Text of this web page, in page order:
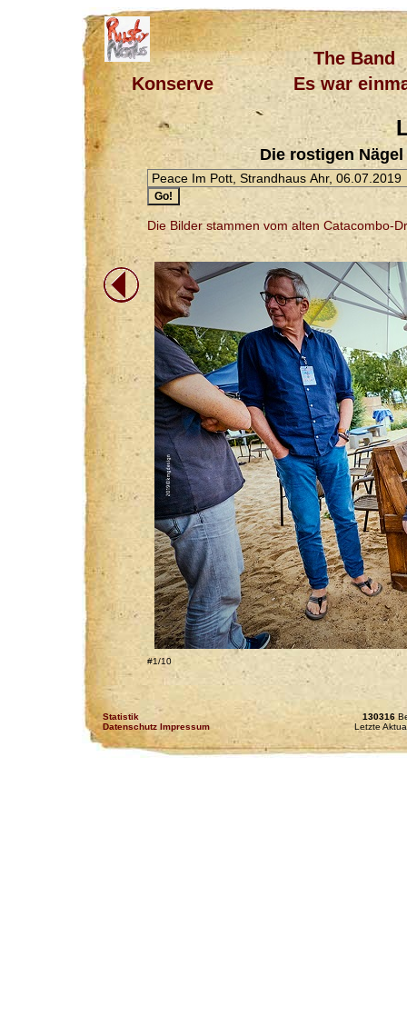
The Band
Konserve
Es war
Die rostigen
Die Bilder stammen vom alten Catacombo-
#1/10
Statistik
Datenschutz Impressum
130316
Letzte